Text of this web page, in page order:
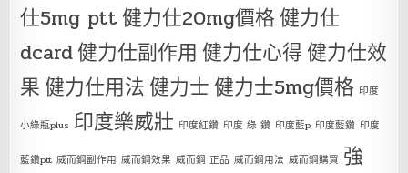
仕5mg ptt健力仕20mg價格健力仕
dcard健力仕副作用 健力仕心得健力仕效
果健力仕用法健力士健力士5mg價格 印度
小綠瓶plus 印度樂威壯 印度紅鑽 印度 綠 鑽 印度藍p 印度藍鑽 印度
藍鑽ptt 威而鋼副作用 威而鋼效果 威而鋼 正品 威而鋼用法 威而鋼購買 強